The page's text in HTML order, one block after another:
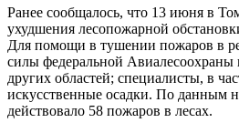
Ранее сообщалось, что 13 июня в
ухудшения лесопожарной
Для помощи в тушении пожаров в
силы федеральной Авиалесоохраны
других областей; специалисты, в
искусственные осадки. По данным
действовало 58 пожаров в лесах.